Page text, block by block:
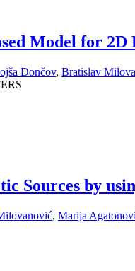
Model for 2D
Dončov, Bratislav
Sources by
, Marija